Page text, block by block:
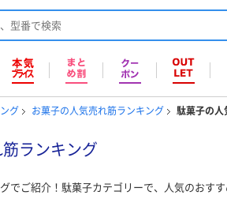
グ お菓子の人気売れ筋ランキング 駄菓子の人
ランキング
でご紹介！駄菓子カテゴリーで、人気のおす